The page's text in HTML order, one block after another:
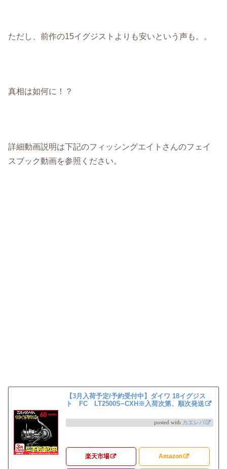
ただし、前作の15イグジストよりも安いという声も。。
真相は如何に！？
詳細動画説明は下記のフィッシングエイトさんのフェイ
スブック動画を参照ください。
【3月入荷予定/予約受付中】ダイワ 18イグジス
ト FC LT2500S−CXH※入荷次第、順次発送
posted with カエレバ
楽天市場 Amazon